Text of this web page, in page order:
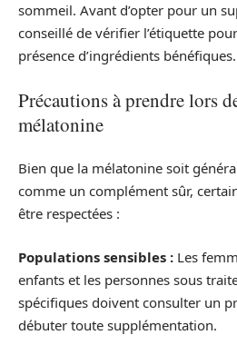
sommeil. Avant d’opter pour un
conseillé de vérifier l’étiquette
présence d’ingrédients bénéfiques.
Précautions à prendre lors
mélatonine
Bien que la mélatonine soit
comme un complément sûr,
être respectées :
Populations sensibles : Les
enfants et les personnes sous
spécifiques doivent consulter un
débuter toute supplémentation.